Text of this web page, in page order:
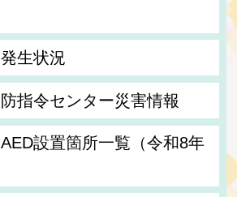
生状況
指令センター災害情報
設置箇所一覧（令和8年